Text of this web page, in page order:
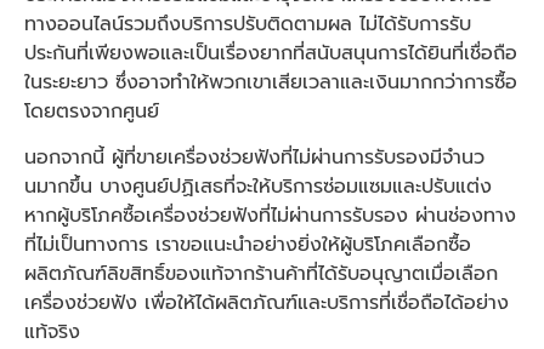
ทางออนไลน์รวมถึงบริการปรับติดตามผล ไม่ได้รับการรับ
ประกันที่เพียงพอและเป็นเรื่องยากที่สนับสนุนการได้ยินที่เชื่อถือ
ในระยะยาว ซึ่งอาจทําให้พวกเขาเสียเวลาและเงินมากกว่าการซื้อ
โดยตรงจากศูนย์
นอกจากนี้ ผู้ที่ขายเครื่องช่วยฟังที่ไม่ผ่านการรับรองมีจํานว
นมากขึ้น บางศูนย์ปฏิเสธที่จะให้บริการซ่อมแซมและปรับแต่ง
หากผู้บริโภคซื้อเครื่องช่วยฟังที่ไม่ผ่านการรับรอง ผ่านช่องทาง
ที่ไม่เป็นทางการ เราขอแนะนําอย่างยิ่งให้ผู้บริโภคเลือกซื้อ
ผลิตภัณฑ์ลิขสิทธิ์ของแท้จากร้านค้าที่ได้รับอนุญาตเมื่อเลือก
เครื่องช่วยฟัง เพื่อให้ได้ผลิตภัณฑ์และบริการที่เชื่อถือได้อย่าง
แท้จริง